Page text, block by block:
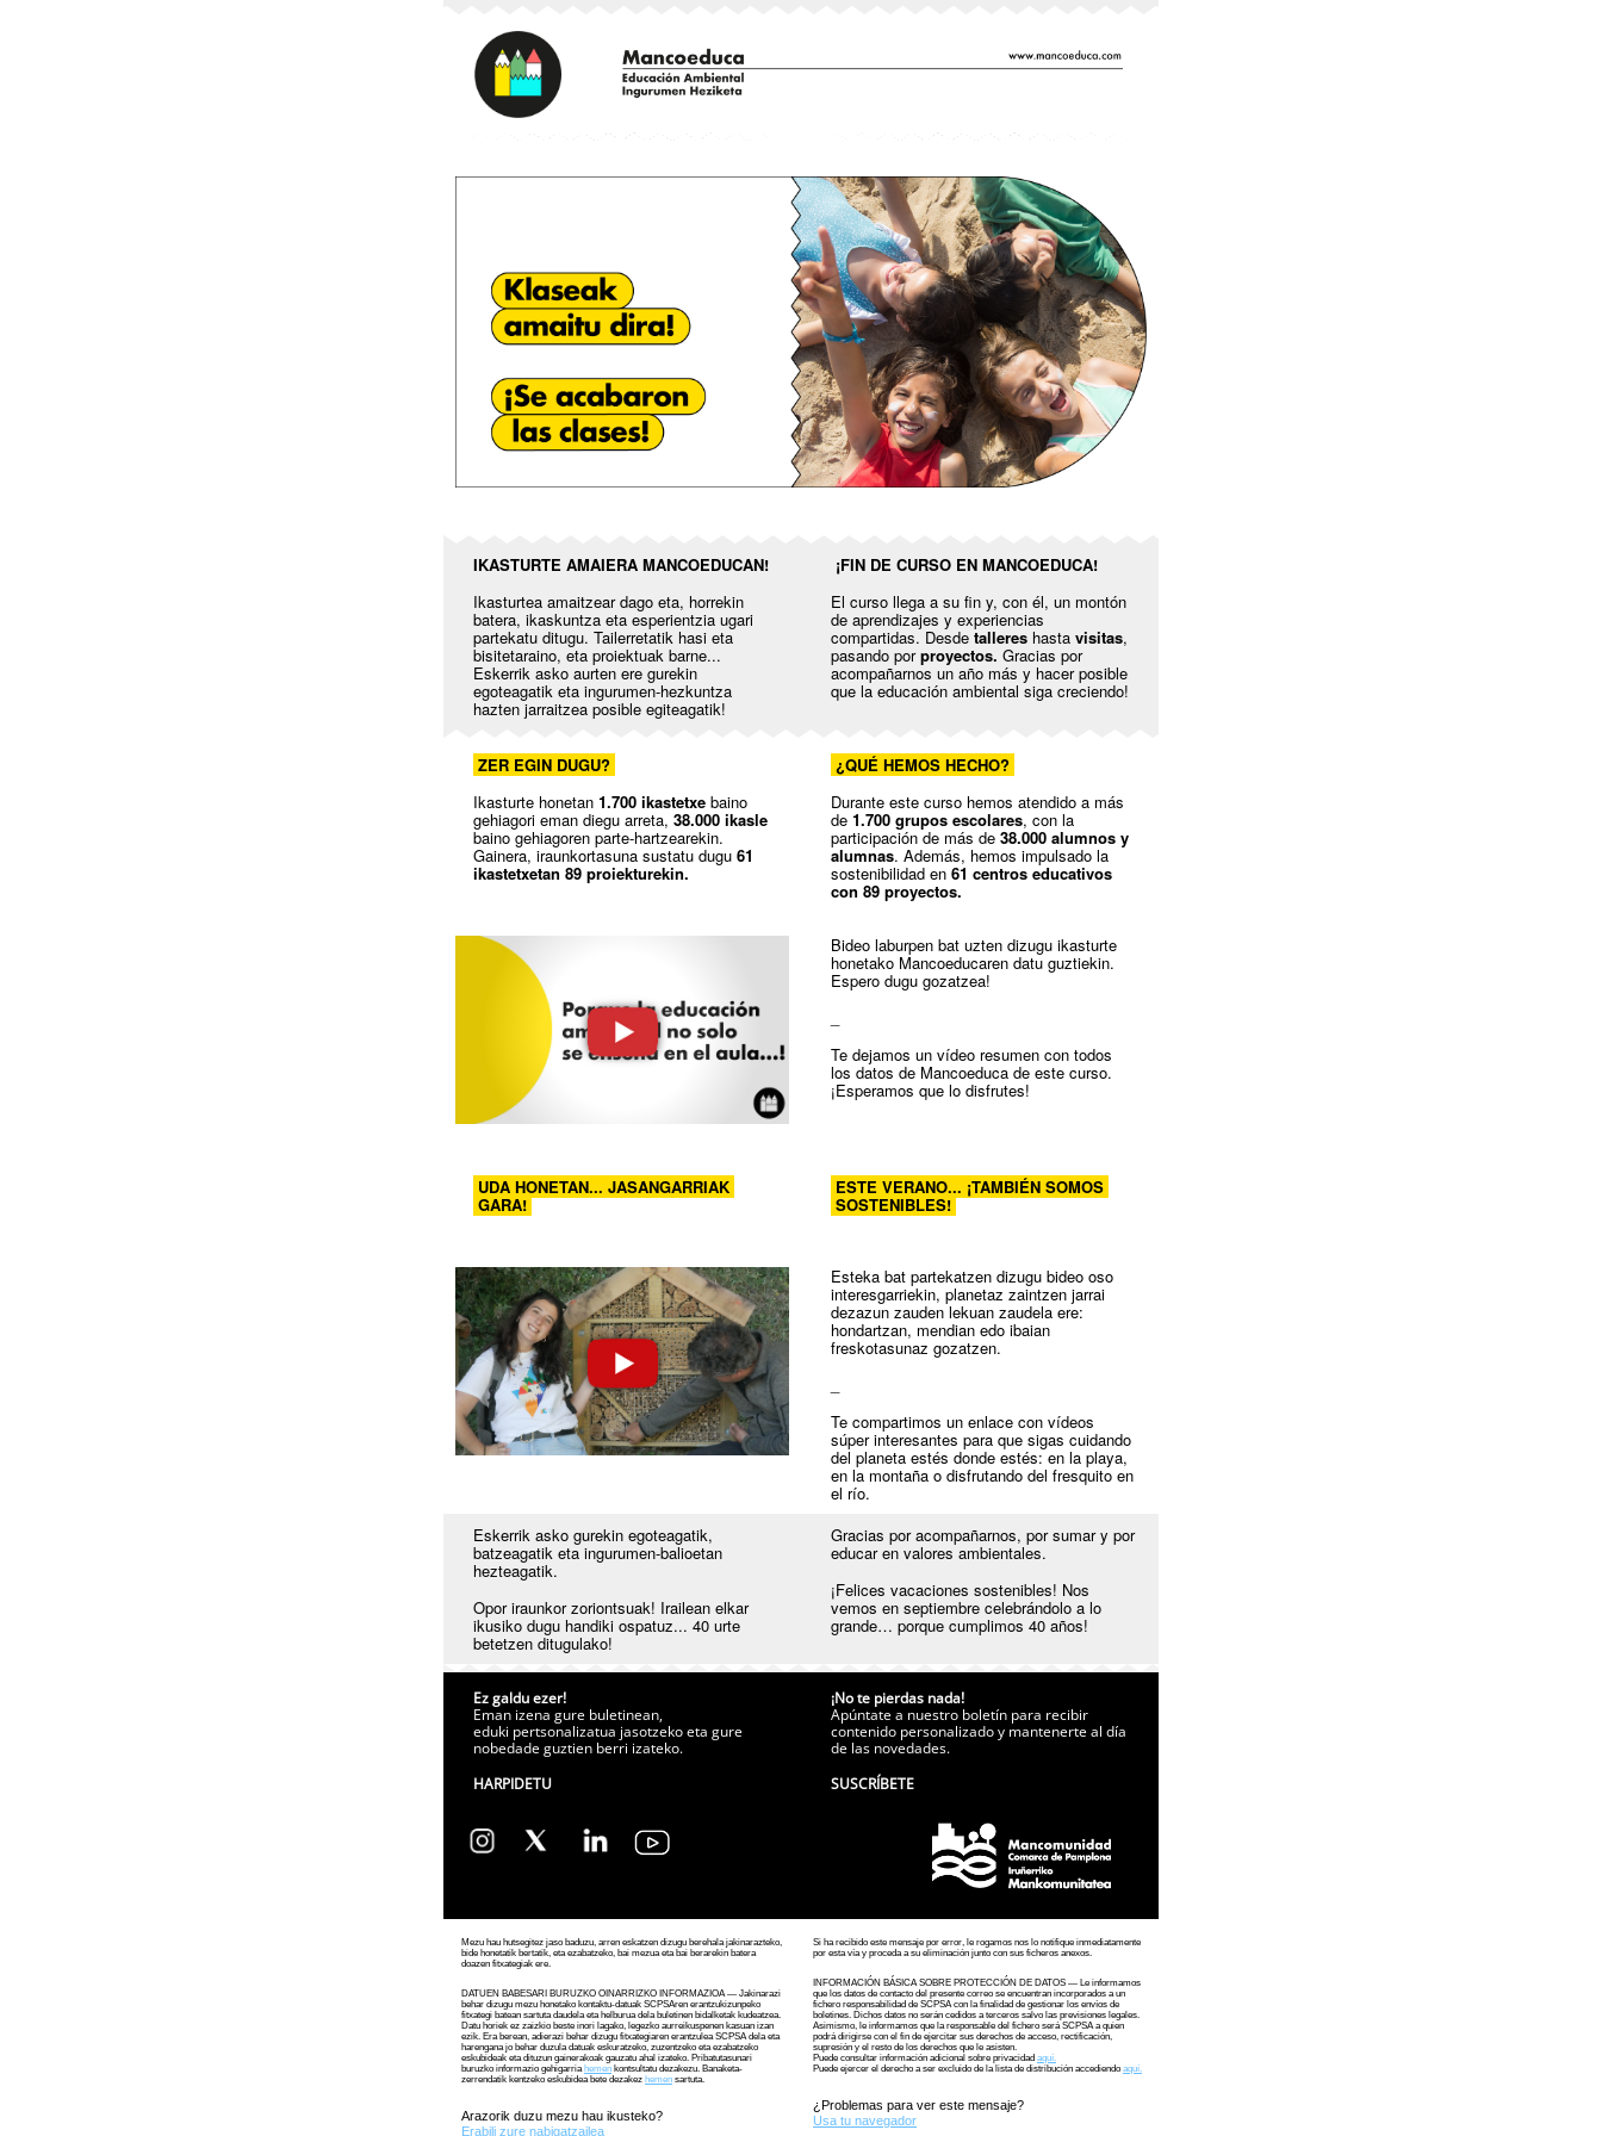
IKASTURTE AMAIERA MANCOEDUCAN!
Ikasturtea amaitzear dago eta, horrekin
batera, ikaskuntza eta esperientzia ugari
partekatu ditugu. Tailerretatik hasi eta
bisitetaraino, eta proiektuak barne...
Eskerrik asko aurten ere gurekin
egoteagatik eta ingurumen-hezkuntza
hazten jarraitzea posible egiteagatik!
¡FIN DE CURSO EN MANCOEDUCA!
El curso llega a su fin y, con él, un montón
de aprendizajes y experiencias
compartidas. Desde talleres hasta visitas,
pasando porproyectos. Gracias por
acompañarnos un año más y hacer posible
que la educación ambiental siga creciendo!
ZER EGIN DUGU?
Ikasturte honetan 1.700 ikastetxe baino
gehiagori eman diegu arreta, 38.000 ikasle
baino gehiagoren parte-hartzearekin.
Gainera, iraunkortasuna sustatu dugu 61
ikastetxetan 89 proiekturekin.
¿QUÉ HEMOS HECHO?
Durante este curso hemos atendido a más
de 1.700 grupos escolares, con la
participación de más de 38.000 alumnos y
alumnas. Además, hemos impulsado la
sostenibilidad en 61 centros educativos
con 89 proyectos.
Bideo laburpen bat uzten dizugu ikasturte
honetako Mancoeducaren datu guztiekin.
Espero dugu gozatzea!
Te dejamos un vídeo resumen con todos
los datos de Mancoeduca de este curso.
¡Esperamos que lo disfrutes!
UDA HONETAN... JASANGARRIAK
GARA!
ESTE VERANO... ¡TAMBIÉN SOMOS
SOSTENIBLES!
Esteka bat partekatzen dizugu bideo oso
interesgarriekin, planetaz zaintzen jarrai
dezazun zauden lekuan zaudela ere:
hondartzan, mendian edo ibaian
freskotasunaz gozatzen.
Te compartimos un enlace con vídeos
súper interesantes para que sigas cuidando
del planeta estés donde estés: en la playa,
en la montaña o disfrutando del fresquito en
el río.
Eskerrik asko gurekin egoteagatik,
batzeagatik eta ingurumen-balioetan
hezteagatik.
Opor iraunkor zoriontsuak! Irailean elkar
ikusiko dugu handiki ospatuz... 40 urte
betetzen ditugulako!
Gracias por acompañarnos, por sumar y por
educar en valores ambientales.
¡Felices vacaciones sostenibles! Nos
vemos en septiembre celebrándolo a lo
grande… porque cumplimos 40 años!
Ez galdu ezer!
Eman izena gure buletinean,
eduki pertsonalizatua jasotzeko eta gure
nobedade guztien berri izateko.
HARPIDETU
¡No te pierdas nada!
Apúntate a nuestro boletín para recibir
contenido personalizado y mantenerte al día
de las novedades.
SUSCRÍBETE
Mezu hau hutsegitez jaso baduzu, arren eskatzen dizugu berehala jakinarazteko,
bide honetatik bertatik, eta ezabatzeko, bai mezua eta bai berarekin batera
doazen fitxategiak ere.
DATUEN BABESARI BURUZKO OINARRIZKO INFORMAZIOA — Jakinarazi
behar dizugu mezu honetako kontaktu-datuak SCPSAren erantzukizunpeko
fitxategi batean sartuta daudela eta helburua dela buletinen bidalketak kudeatzea.
Datu horiek ez zaizkio beste inori lagako, legezko aurreikuspenen kasuan izan
ezik. Era berean, adierazi behar dizugu fitxategiaren erantzulea SCPSA dela eta
harengana jo behar duzula datuak eskuratzeko, zuzentzeko eta ezabatzeko
eskubideak eta dituzun gainerakoak gauzatu ahal izateko. Pribatutasunari
buruzko informazio gehigarria hemen kontsultatu dezakezu. Banaketa-
zerrendatik kentzeko eskubidea bete dezakez hemen sartuta.
Arazorik duzu mezu hau ikusteko?
Erabili zure nabigatzailea
Si ha recibido este mensaje por error, le rogamos nos lo notifique inmediatamente
por esta vía y proceda a su eliminación junto con sus ficheros anexos.
INFORMACIÓN BÁSICA SOBRE PROTECCIÓN DE DATOS — Le informamos
que los datos de contacto del presente correo se encuentran incorporados a un
fichero responsabilidad de SCPSA con la finalidad de gestionar los envíos de
boletines. Dichos datos no serán cedidos a terceros salvo las previsiones legales.
Asimismo, le informamos que la responsable del fichero será SCPSA a quien
podrá dirigirse con el fin de ejercitar sus derechos de acceso, rectificación,
supresión y el resto de los derechos que le asisten.
Puede consultar información adicional sobre privacidad aquí.
Puede ejercer el derecho a ser excluido de la lista de distribución accediendo aquí.
¿Problemas para ver este mensaje?
Usa tu navegador